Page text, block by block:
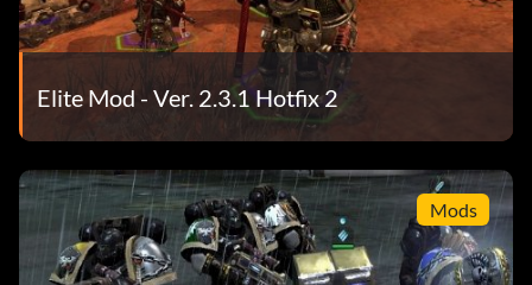
Elite Mod - Ver. 2.3.1 Hotfix 2
Mods